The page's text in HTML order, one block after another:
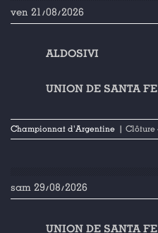
ven 21/08/2026
ALDOSIVI
UNION DE SANTA FE
Championnat d'Argentine | Clôture
sam 29/08/2026
UNION DE SANTA FE